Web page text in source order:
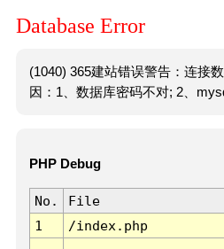
Database Error
(1040) 365建站错误警告：连接
因：1、数据库密码不对; 2、
PHP Debug
No. File
1
/index.php